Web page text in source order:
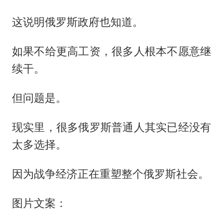
这说明俄罗斯政府也知道。
如果不给更高工资，很多人根本不愿意继
续干。
但问题是。
现实里，很多俄罗斯普通人其实已经没有
太多选择。
因为战争经济正在重塑整个俄罗斯社会。
图片文案：